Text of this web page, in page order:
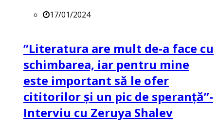
17/01/2024
”Literatura are mult de-a face cu
schimbarea, iar pentru mine
este important să le ofer
cititorilor și un pic de speranță”-
Interviu cu Zeruya Shalev